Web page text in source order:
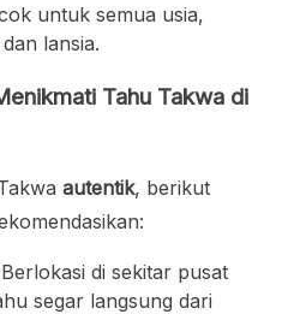
untuk semua usia,
lansia.
Tahu Takwa di
autentik, berikut
di sekitar pusat
segar langsung dari